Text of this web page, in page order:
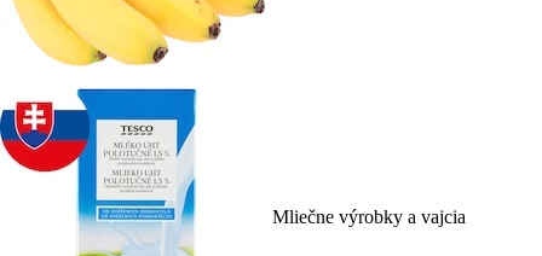
Mliečne výrobky a vajcia